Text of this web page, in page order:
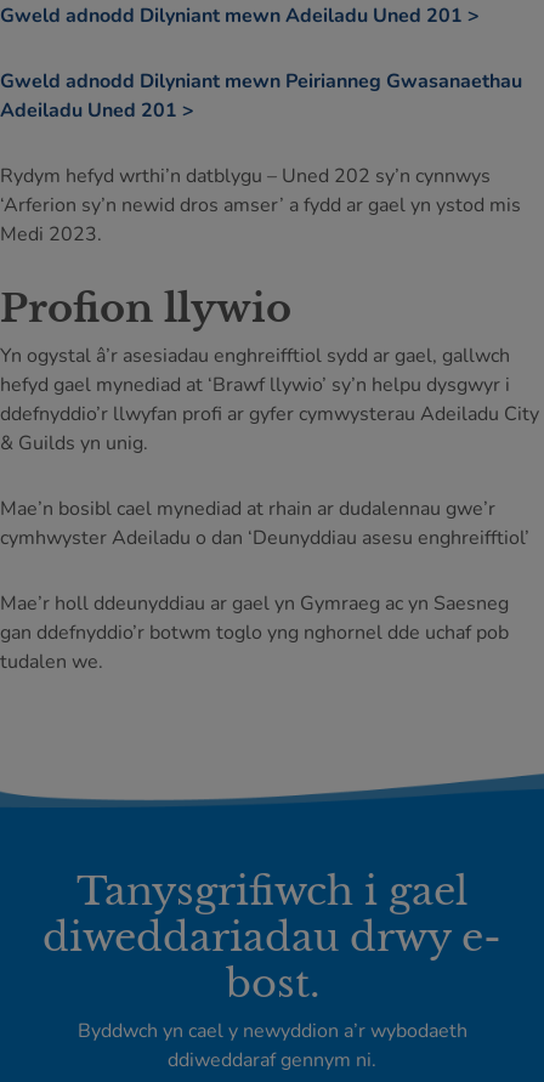
Gweld adnodd Dilyniant mewn Adeiladu Uned 201 >
Gweld adnodd Dilyniant mewn Peirianneg Gwasanaethau
Adeiladu Uned 201 >
Rydym hefyd wrthi’n datblygu – Uned 202 sy’n cynnwys
‘Arferion sy’n newid dros amser’ a fydd ar gael yn ystod mis
Medi 2023.
Profion llywio
Yn ogystal â’r asesiadau enghreifftiol sydd ar gael, gallwch
hefyd gael mynediad at ‘Brawf llywio’ sy’n helpu dysgwyr i
ddefnyddio’r llwyfan profi ar gyfer cymwysterau Adeiladu City
& Guilds yn unig.
Mae’n bosibl cael mynediad at rhain ar dudalennau gwe’r
cymhwyster Adeiladu o dan ‘Deunyddiau asesu enghreifftiol’
Mae’r holl ddeunyddiau ar gael yn Gymraeg ac yn Saesneg
gan ddefnyddio’r botwm toglo yng nghornel dde uchaf pob
tudalen we.
Tanysgrifiwch i gael
diweddariadau drwy e-
bost.
Byddwch yn cael y newyddion a’r wybodaeth
ddiweddaraf gennym ni.